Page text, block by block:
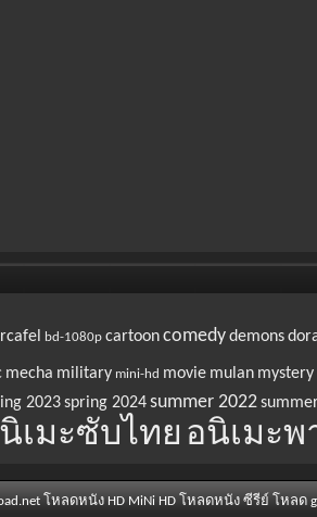
bd-1080p cartooncomedydemons
mecha military mini-hd movie mulan mystery
2023spring 2024summer 2022
เมะซับไทย อนิเมะพ
โหลดหนัง HD MiNi HD โหลดหนัง ซีรีย์ โหล